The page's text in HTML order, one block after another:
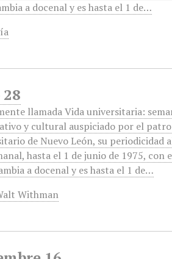
a docenal y es hasta el 1 de…
llamada Vida universitaria:
y cultural auspiciado por el
de Nuevo León, su periodicidad
hasta el 1 de junio de 1975, con
a docenal y es hasta el 1 de…
Withman